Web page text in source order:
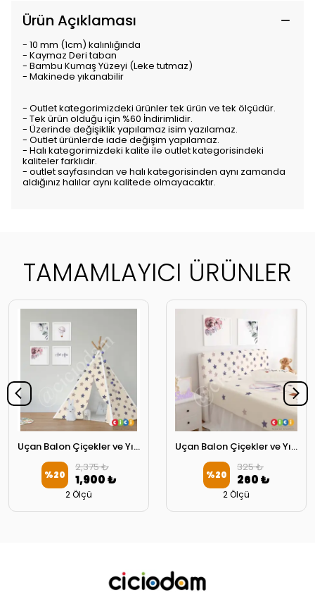
Ürün Açıklaması
- 10 mm (1cm) kalınlığında
- Kaymaz Deri taban
- Bambu Kumaş Yüzeyi (Leke tutmaz)
- Makinede yıkanabilir
- Outlet kategorimizdeki ürünler tek ürün ve tek ölçüdür.
- Tek ürün olduğu için %60 İndirimlidir.
- Üzerinde değişiklik yapılamaz isim yazılamaz.
- Outlet ürünlerde iade değişim yapılamaz.
- Halı kategorimizdeki kalite ile outlet kategorisindeki
kaliteler farklıdır.
- outlet sayfasından ve halı kategorisinden aynı zamanda
aldığınız halılar aynı kalitede olmayacaktır.
TAMAMLAYICI ÜRÜNLER
Uçan Balon Çiçekler ve Yıldızlar Oyun Çadırı
%20
2,375 ₺
1,900 ₺
2 Ölçü
Uçan Balon Çiçekler ve Yıldızlar Başlık Kılıfı
%20
325 ₺
260 ₺
2 Ölçü